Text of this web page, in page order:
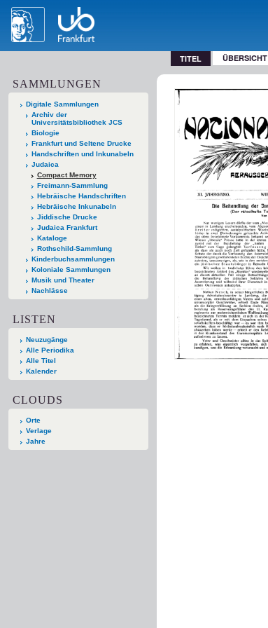
TITEL ÜBERSICHT
SAMMLUNGEN
Digitale Sammlungen
Archiv der
Universitätsbibliothek JCS
Biologie
Frankfurt und Seltene Drucke
Handschriften und Inkunabeln
Judaica
Compact Memory
Freimann-Sammlung
Hebräische Handschriften
Hebräische Inkunabeln
Jiddische Drucke
Judaica Frankfurt
Kataloge
Rothschild-Sammlung
Kinderbuchsammlungen
Koloniale Sammlungen
Musik und Theater
Nachlässe
LISTEN
Neuzugänge
Alle Periodika
Alle Titel
Kalender
CLOUDS
Orte
Verlage
Jahre